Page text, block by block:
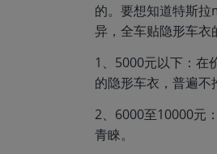
的。要想知道特斯
异，全车贴隐形车衣
1、5000元以下：在
的隐形车衣，普遍不
2、6000至10000元
青睞。